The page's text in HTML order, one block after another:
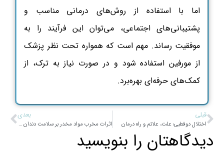
اما با استفاده از روش‌های درمانی مناسب و
پشتیبانی‌های اجتماعی، می‌توان این فرآیند را به
موفقیت رساند. مهم است که همواره تحت نظر پزشک
از مورفین استفاده شود و در صورت نیاز به ترک، از
کمک‌های حرفه‌ای بهره‌برد.
قبلی
اختلال دوقطبی؛ علت، علائم و راه درمان
بعدی
اثرات مخرب مواد مخدر بر سلامت دندان ها
دیدگاهتان را بنویسید